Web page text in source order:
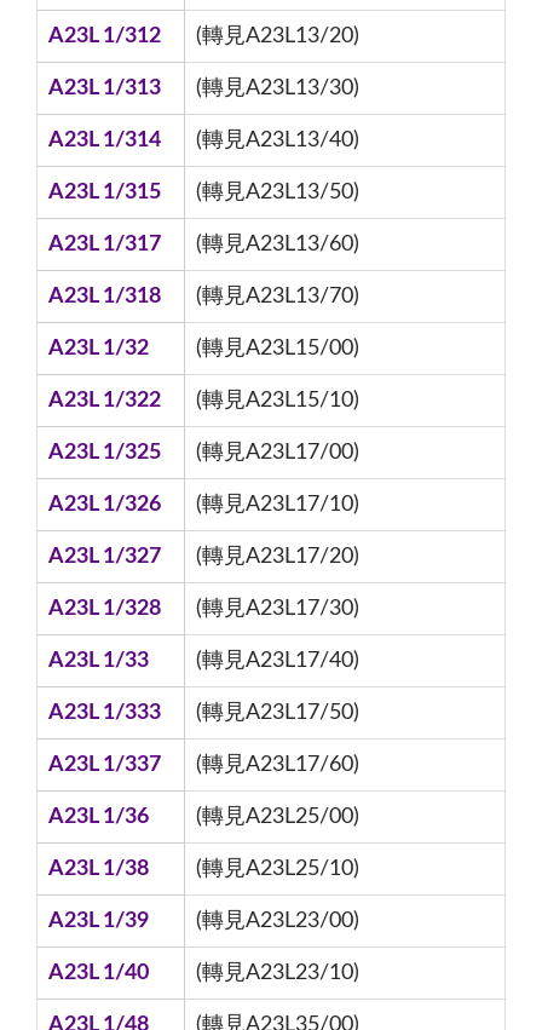
A23L 1/312 (轉見A23L13/20)
A23L 1/313 (轉見A23L13/30)
A23L 1/314 (轉見A23L13/40)
A23L 1/315 (轉見A23L13/50)
A23L 1/317 (轉見A23L13/60)
A23L 1/318 (轉見A23L13/70)
A23L 1/32 (轉見A23L15/00)
A23L 1/322 (轉見A23L15/10)
A23L 1/325 (轉見A23L17/00)
A23L 1/326 (轉見A23L17/10)
A23L 1/327 (轉見A23L17/20)
A23L 1/328 (轉見A23L17/30)
A23L 1/33 (轉見A23L17/40)
A23L 1/333 (轉見A23L17/50)
A23L 1/337 (轉見A23L17/60)
A23L 1/36 (轉見A23L25/00)
A23L 1/38 (轉見A23L25/10)
A23L 1/39 (轉見A23L23/00)
A23L 1/40 (轉見A23L23/10)
A23L 1/48 (轉見A23L35/00)